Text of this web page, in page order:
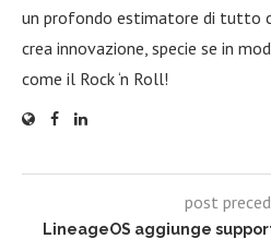
un profondo estimatore di tutto
crea innovazione, specie se in
come il Rock ‘n Roll!
post
LineageOS aggiunge